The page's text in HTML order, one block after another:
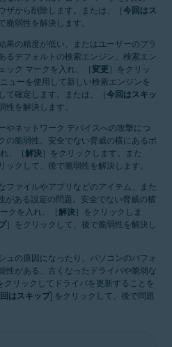
ザから削除します。または、［ 今回はス
弱性を解決します。
果の精度が低い、またはユーザーのプラ
るデフォルトの検索エンジン。検索エン
ック マークを入れ、［ 変更 ］をクリッ
ューを使用して新しい検索エンジンを
て確定します。または、［ 今回はスキッ
を解決します。
やネットワーク デバイスへの攻撃につ
の脆弱性。安全でない脅威の横にあるボ
、［解決］をクリックします。また
ックして、後で脆弱性を解決します。
ファイルやアプリなどのアイテム、また
がある設定の問題。安全でない脅威の横
クを入れ、［解決］をクリックしま
］をクリックして、後で脆弱性を解決し
ュの原因になったり、パソコンのパフォ
性がある、古くなったドライバや脆弱な
クリックしてドライバを更新することを
はスキップ] をクリックして、後で問題